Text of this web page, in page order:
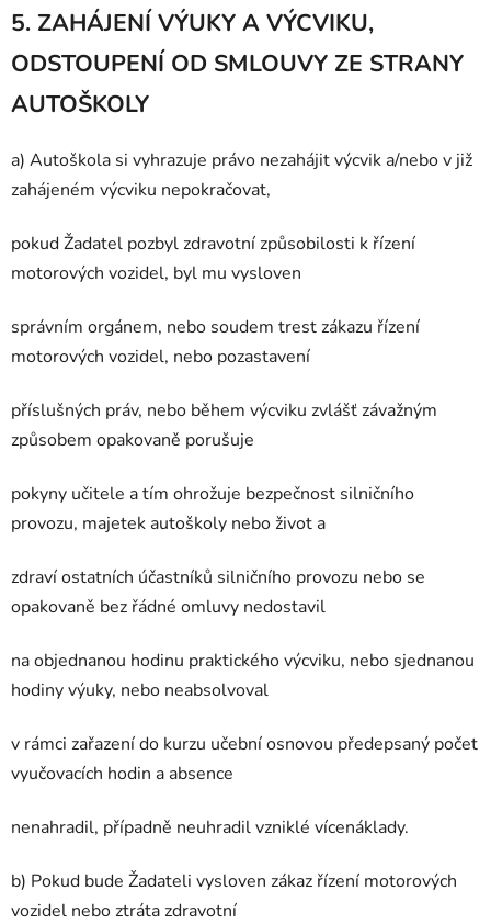
5. ZAHÁJENÍ VÝUKY A VÝCVIKU,
ODSTOUPENÍ OD SMLOUVY ZE STRANY
AUTOŠKOLY
a) Autoškola si vyhrazuje právo nezahájit výcvik a/nebo v již
zahájeném výcviku nepokračovat,
pokud Žadatel pozbyl zdravotní způsobilosti k řízení
motorových vozidel, byl mu vysloven
správním orgánem, nebo soudem trest zákazu řízení
motorových vozidel, nebo pozastavení
příslušných práv, nebo během výcviku zvlášť závažným
způsobem opakovaně porušuje
pokyny učitele a tím ohrožuje bezpečnost silničního
provozu, majetek autoškoly nebo život a
zdraví ostatních účastníků silničního provozu nebo se
opakovaně bez řádné omluvy nedostavil
na objednanou hodinu praktického výcviku, nebo sjednanou
hodiny výuky, nebo neabsolvoval
v rámci zařazení do kurzu učební osnovou předepsaný počet
vyučovacích hodin a absence
nenahradil, případně neuhradil vzniklé vícenáklady.
b) Pokud bude Žadateli vysloven zákaz řízení motorových
vozidel nebo ztráta zdravotní